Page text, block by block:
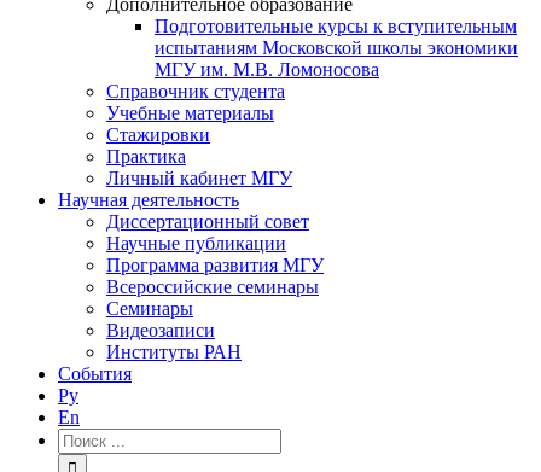
Дополнительное образование
Подготовительные курсы к вступительным
испытаниям Московской школы экономики
МГУ им. М.В. Ломоносова
Справочник студента
Учебные материалы
Стажировки
Практика
Личный кабинет МГУ
Научная деятельность
Диссертационный совет
Научные публикации
Программа развития МГУ
Всероссийские семинары
Семинары
Видеозаписи
Институты РАН
События
Ру
En
Результат
поиска: